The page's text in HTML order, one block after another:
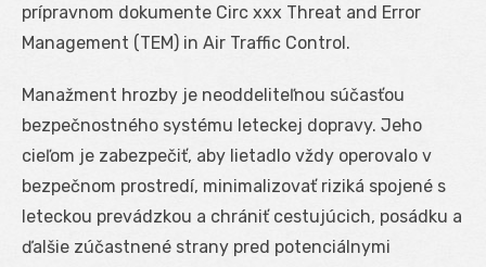
prípravnom dokumente Circ xxx Threat and Error
Management (TEM) in Air Traffic Control.
Manažment hrozby je neoddeliteľnou súčasťou
bezpečnostného systému leteckej dopravy. Jeho
cieľom je zabezpečiť, aby lietadlo vždy operovalo v
bezpečnom prostredí, minimalizovať riziká spojené s
leteckou prevádzkou a chrániť cestujúcich, posádku a
ďalšie zúčastnené strany pred potenciálnymi